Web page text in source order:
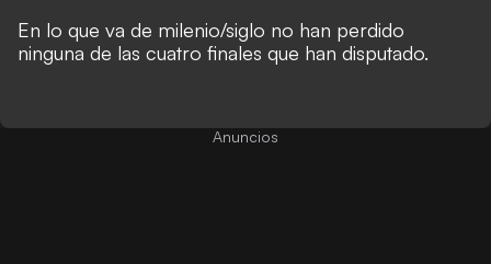
En lo que va de milenio/siglo no han perdido
ninguna de las cuatro finales que han disputado.
Anuncios